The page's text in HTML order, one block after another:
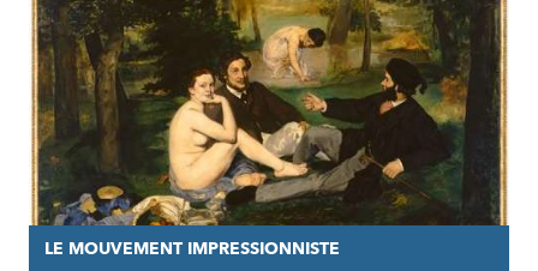
LE MOUVEMENT IMPRESSIONNISTE